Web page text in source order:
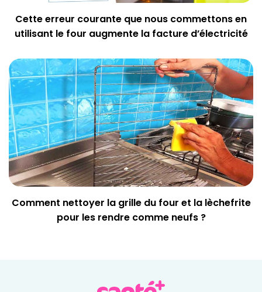
Cette erreur courante que nous commettons en
utilisant le four augmente la facture d’électricité
Comment nettoyer la grille du four et la lèchefrite
pour les rendre comme neufs ?